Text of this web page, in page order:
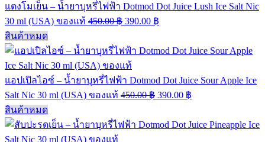
แตงโมเย็น – น้ำยาบุหรี่ไฟฟ้า Dotmod Dot Juice Lush Ice Salt Nic
30 ml (USA) ของแท้ 450.00฿ 390.00 ฿
สินค้าหมด
แอปเปิลไอซ์ – น้ำยาบุหรี่ไฟฟ้า Dotmod Dot Juice Sour Apple Ice
Salt Nic 30 ml (USA) ของแท้ 450.00฿ 390.00 ฿
สินค้าหมด